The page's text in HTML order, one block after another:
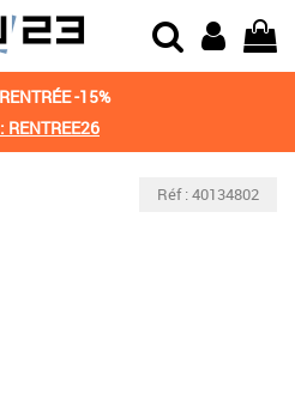
-15%
RENTREE26
Réf : 40134802